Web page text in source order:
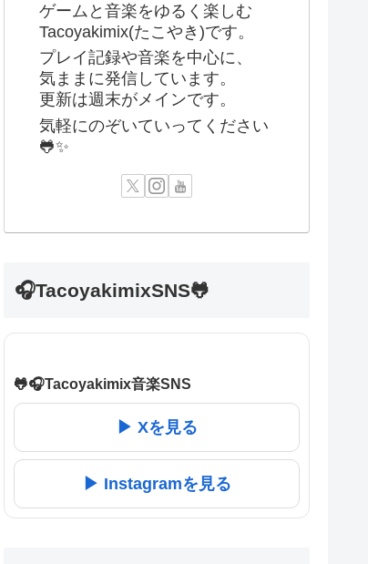
ゲームと音楽をゆるく楽しむ
Tacoyakimix(たこやき)です。
プレイ記録や音楽を中心に、
気ままに発信しています。
更新は週末がメインです。
気軽にのぞいていってください
🐸✨
🎧TacoyakimixSNS🐸
🐸🎧Tacoyakimix音楽SNS
▶ Xを見る
▶ Instagramを見る